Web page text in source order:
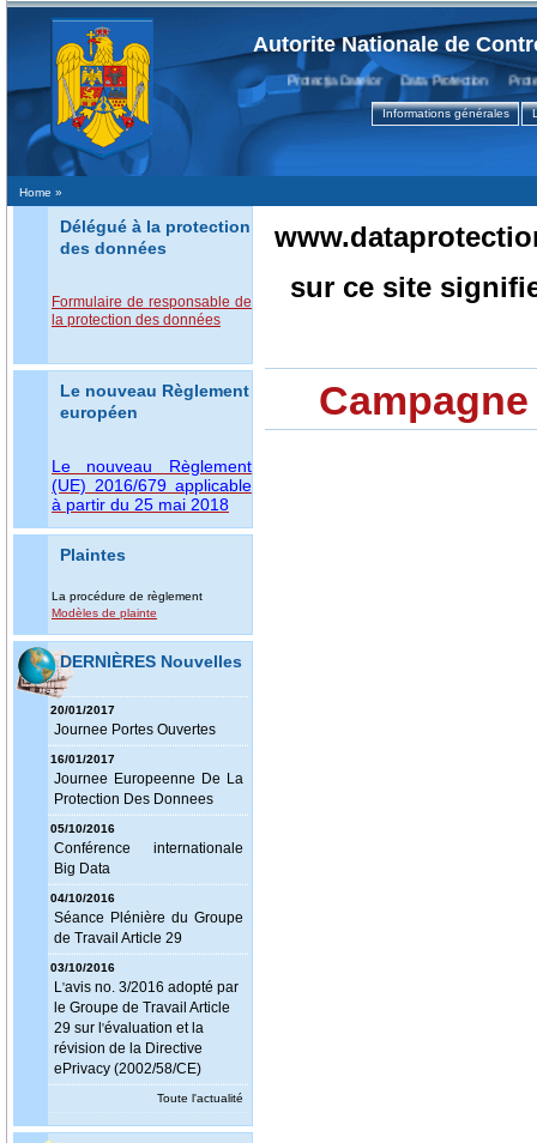
Autorite Nationale de
Protecţia Datelor Data Protection
Informations générales
Home »
Délégué à la protection
des données
Formulaire de responsable de
la protection des données
Le nouveau Règlement
européen
Le nouveau Règlement
(UE) 2016/679 applicable
à partir du 25 mai 2018
Plaintes
La procédure de règlement
Modèles de plainte
DERNIÈRES Nouvelles
20/01/2017
Journee Portes Ouvertes
16/01/2017
Journee Europeenne De La
Protection Des Donnees
05/10/2016
Conférence internationale
Big Data
04/10/2016
Séance Plénière du Groupe
de Travail Article 29
03/10/2016
L'avis no. 3/2016 adopté par
le Groupe de Travail Article
29 sur l 'évaluation et la
révision de la Directive
ePrivacy (2002/58/CE)
Toute l'actualité
sur ce site